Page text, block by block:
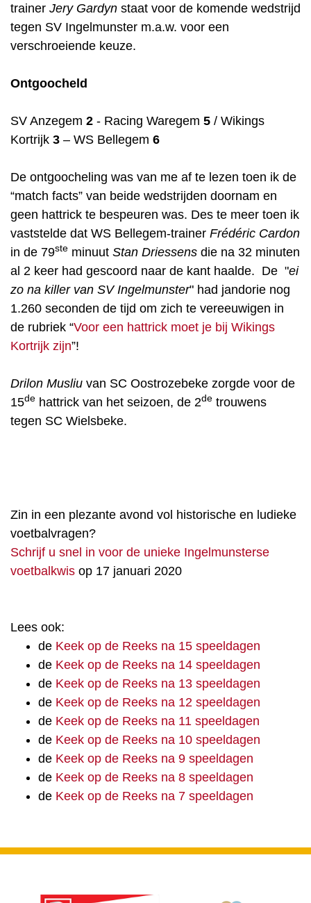
trainer Jery Gardyn staat voor de komende wedstrijd
tegen SV Ingelmunster m.a.w. voor een
verschroeiende keuze.
Ontgoocheld
SV Anzegem 2 - Racing Waregem 5 / Wikings
Kortrijk 3 – WS Bellegem 6
De ontgoocheling was van me af te lezen toen ik de
“match facts” van beide wedstrijden doornam en
geen hattrick te bespeuren was. Des te meer toen ik
vaststelde dat WS Bellegem-trainer Frédéric Cardon
in de 79ste minuut Stan Driessens die na 32 minuten
al 2 keer had gescoord naar de kant haalde. De "ei
zo na killer van SV Ingelmunster" had jandorie nog
1.260 seconden de tijd om zich te vereeuwigen in
de rubriek “Voor een hattrick moet je bij Wikings
Kortrijk zijn”!
Drilon Musliu van SC Oostrozebeke zorgde voor de
15de hattrick van het seizoen, de 2de trouwens
tegen SC Wielsbeke.
Zin in een plezante avond vol historische en ludieke
voetbalvragen?
Schrijf u snel in voor de unieke Ingelmunsterse
voetbalkwis op 17 januari 2020
Lees ook:
de Keek op de Reeks na 15 speeldagen
de Keek op de Reeks na 14 speeldagen
de Keek op de Reeks na 13 speeldagen
de Keek op de Reeks na 12 speeldagen
de Keek op de Reeks na 11 speeldagen
de Keek op de Reeks na 10 speeldagen
de Keek op de Reeks na 9 speeldagen
de Keek op de Reeks na 8 speeldagen
de Keek op de Reeks na 7 speeldagen